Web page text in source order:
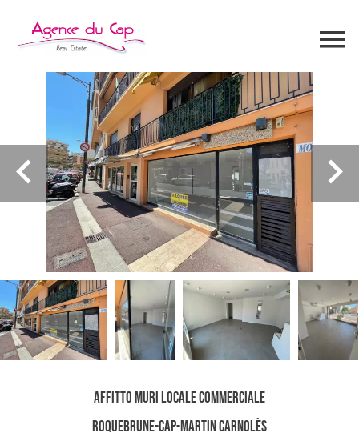
Affitto Muri locale commerciale
Roquebrune-Cap-Martin Carnolès